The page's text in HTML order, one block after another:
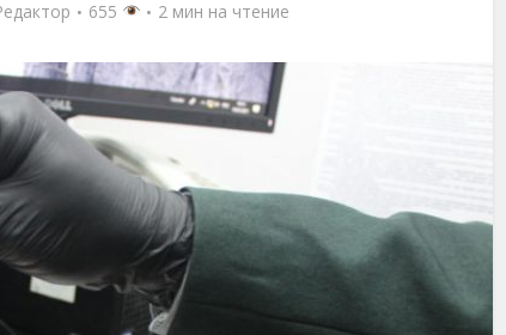
655 2 мин на чтение